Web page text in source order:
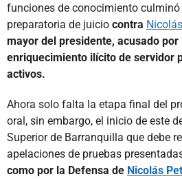
funciones de conocimiento
preparatoria de juicio contra
mayor del presidente, acusado
enriquecimiento ilícito de servidor
activos.
Ahora solo falta la etapa final del
oral, sin embargo, el inicio de este
Superior de Barranquilla que debe
apelaciones de pruebas
como por la Defensa de Nicolás